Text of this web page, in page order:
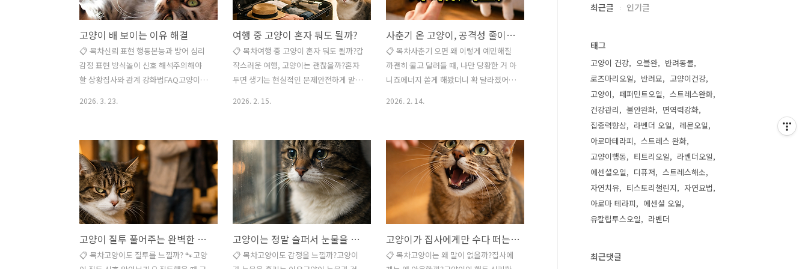
고양이 배 보이는 이유 해결
📋 목차신뢰 표현 행동본능과 방어 심리
감정 표현 방식놀이 신호 해석주의해야
할 상황집사와 관계 강화법FAQ고양이가
제로는 다양한 의미가 담겨 있어요. 고양
이의 몸짓 언어는 매우 섬세하고 복합적
이기 때문에 상황에 따라 해석이 달라질
수 있답니다. 특히 배는 고양이에게 가장
취약한 부위라서 쉽게 드러내지 않는 영
역이에요. 그런데도 일부러 배를 보인다
면 그건 상당한 의미가 있는 행동이에요.
보호 본능이 강한 동물인 만큼 이런 자세
는 신뢰 또는 특정 감정의 표현일 가능성
2026. 3. 23.
여행 중 고양이 혼자 둬도 될까?
📋 목차여행 중 고양이 혼자 둬도 될까?갑
작스러운 여행, 고양이는 괜찮을까?혼자
두면 생기는 현실적인 문제안전하게 맡기
이 있어요. 바로 집에 있는 고양이를 어떻
게 해야 할지에 대한 문제예요. 강아지와
달리 산책이 필요하지 않다는 이유로 며
칠 정도는 혼자 있어도 괜찮다고 생각하
는 분들도 많아요. 그렇지만 실제로는 고
양이의 성향, 환경, 건강 상태에 따라 전혀
다른 결과가 나타날 수 있어요. 2026년 현
재 반려묘 양육 가구는 계속 증가하고 있
고, 보호자들의 여행 빈도 역시 늘고 있어
2026. 2. 15.
사춘기 온 고양이, 공격성 줄이려면 이렇게 놀아봤어요
📋 목차사춘기 오면 왜 이렇게 예민해질
까괜히 물고 달려들 때, 나만 당황한 거 아
니죠에너지 쏟게 해봤더니 확 달라졌어요
분위기가 어느 날부터 확 달라졌어요. 얌
전하던 고양이가 갑자기 소파를 박차고
달려들고, 손을 스치듯 물고 도망가더라
고요. 중성화 전후 시기인 생후 6~12개월
사이에 이런 변화가 많이 나타난다는 게
서울대학교 수의과대학 2024년 반려동물
행동 연구 자료에 실려 있었어요. 그 수치
를 보고 나니 우리 집 상황이 딱 거기에 들
어맞는 거예요. 사춘기 고양이는 단순히
2026. 2. 14.
고양이 질투 풀어주는 완벽한 순서
📋 목차고양이도 질투를 느낄까? 🐾고양
고양이는 정말 슬퍼서 눈물을 흘릴까?
📋 목차고양이도 감정을 느낄까?고양이
고양이가 집사에게만 수다 떠는 진짜 이유
📋 목차고양이는 왜 말이 없을까?집사에
최근글 인기글
태그
고양이 건강 오블완
반려동물
로즈마리오일
반려묘
고양이건강
고양이
페퍼민트오일
스트레스완화
건강관리
불안완화
면역력강화
집중력향상
라벤더 오일
레몬오일
아로마테라피
스트레스 완화
고양이행동
티트리오일
라벤더오일
에센셜오일
디퓨저
스트레스해소
자연치유
티스토리챌린지
자연요법
아로마 테라피
에센셜 오일
유칼립투스오일
라벤더
최근댓글